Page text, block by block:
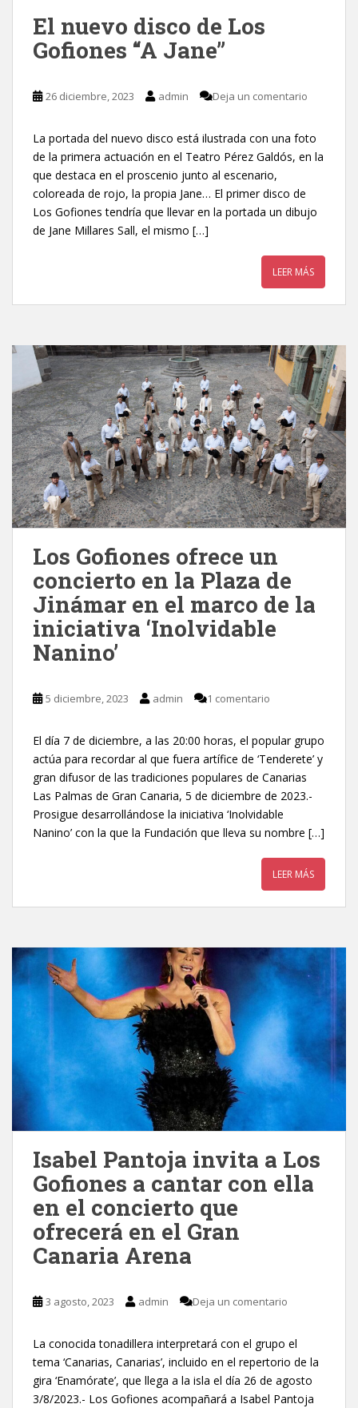
El nuevo disco de Los
Gofiones “A Jane”
26 diciembre, 2023 admin Deja un comentario
La portada del nuevo disco está ilustrada con una foto
de la primera actuación en el Teatro Pérez Galdós, en la
que destaca en el proscenio junto al escenario,
coloreada de rojo, la propia Jane… El primer disco de
Los Gofiones tendría que llevar en la portada un dibujo
de Jane Millares Sall, el mismo […]
LEER MÁS
Los Gofiones ofrece un
concierto en la Plaza de
Jinámar en el marco de la
iniciativa ‘Inolvidable
Nanino’
5 diciembre, 2023 admin 1 comentario
El día 7 de diciembre, a las 20:00 horas, el popular grupo
actúa para recordar al que fuera artífice de ‘Tenderete’ y
gran difusor de las tradiciones populares de Canarias
Las Palmas de Gran Canaria, 5 de diciembre de 2023.-
Prosigue desarrollándose la iniciativa ‘Inolvidable
Nanino’ con la que la Fundación que lleva su nombre […]
LEER MÁS
Isabel Pantoja invita a Los
Gofiones a cantar con ella
en el concierto que
ofrecerá en el Gran
Canaria Arena
3 agosto, 2023 admin Deja un comentario
La conocida tonadillera interpretará con el grupo el
tema ‘Canarias, Canarias’, incluido en el repertorio de la
gira ‘Enamórate’, que llega a la isla el día 26 de agosto
3/8/2023.- Los Gofiones acompañará a Isabel Pantoja